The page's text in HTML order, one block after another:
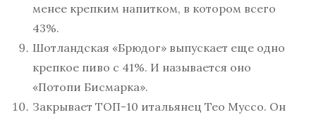
менее крепким напитком, в котором всего
43%.
Шотландская «Брюдог» выпускает еще одно
крепкое пиво с 41%. И называется оно
«Потопи Бисмарка».
Закрывает ТОП-10 итальянец Тео Муссо. Он